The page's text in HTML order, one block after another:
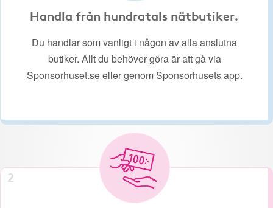
Handla från hundratals nätbutiker.
Du handlar som vanligt i någon av alla anslutna
butiker. Allt du behöver göra är att gå via
Sponsorhuset.se eller genom Sponsorhusets app.
2